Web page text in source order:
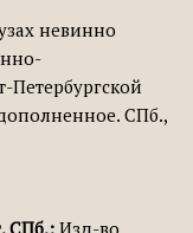
невинно
СПб.,
СПб.: Изд-во